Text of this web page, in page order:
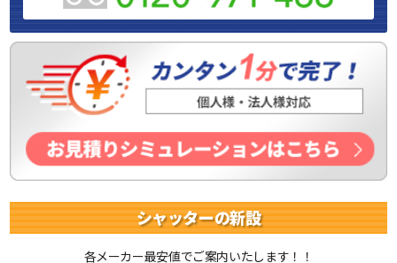
シャッターの新設
各メーカー最安値でご案内いたします！！